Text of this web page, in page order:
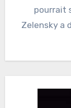
pourrait
Zelensky a